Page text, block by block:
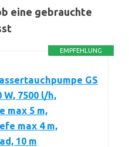
eine gebrauchte
EMPFEHLUNG
GS
W, 7500 l/h,
max 5 m,
max 4 m,
10 m